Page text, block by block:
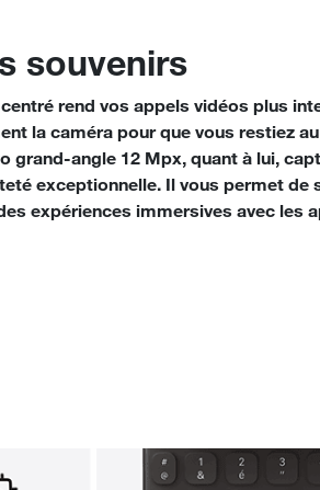
souvenirs
rend vos appels vidéos plus
la caméra pour que vous restiez
grand-angle 12 Mpx, quant à lui,
exceptionnelle. Il vous permet de
expériences immersives avec les